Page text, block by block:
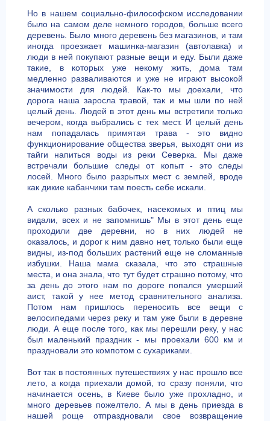
Но в нашем социально-философском исследовании
было на самом деле немного городов, больше всего
деревень. Было много деревень без магазинов, и там
иногда проезжает машинка-магазин (автолавка) и
люди в ней покупают разные вещи и еду. Были даже
такие, в которых уже некому жить, дома там
медленно разваливаются и уже не играют высокой
значимости для людей. Как-то мы доехали, что
дорога наша заросла травой, так и мы шли по ней
целый день. Людей в этот день мы встретили только
вечером, когда выбрались с тех мест. И целый день
нам попадалась примятая трава - это видно
функционирование общества зверья, выходят они из
тайги напиться воды из реки Северка. Мы даже
встречали большие следы от копыт - это следы
лосей. Много было разрытых мест с землей, вроде
как дикие кабанчики там поесть себе искали.
А сколько разных бабочек, насекомых и птиц мы
видали, всех и не запомнишь" Мы в этот день еще
проходили две деревни, но в них людей не
оказалось, и дорог к ним давно нет, только были еще
видны, из-под больших растений еще не сломанные
избушки. Наша мама сказала, что это страшные
места, и она знала, что тут будет страшно потому, что
за день до этого нам по дороге попался умерший
аист, такой у нее метод сравнительного анализа.
Потом нам пришлось переносить все вещи с
велосипедами через реку и там уже были в деревне
люди. А еще после того, как мы перешли реку, у нас
был маленький праздник - мы проехали 600 км и
праздновали это компотом с сухариками.
Вот так в постоянных путешествиях у нас прошло все
лето, а когда приехали домой, то сразу поняли, что
начинается осень, в Киеве было уже прохладно, и
много деревьев пожелтело. А мы в день приезда в
нашей роще отпраздновали свое возвращение